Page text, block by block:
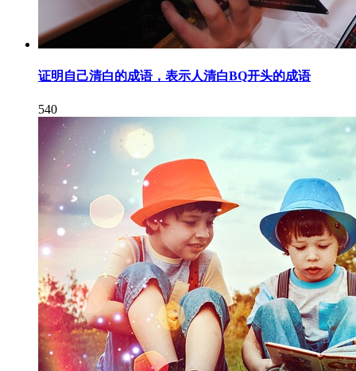
证明自己清白的成语，表示人清白BQ开头的成语
540